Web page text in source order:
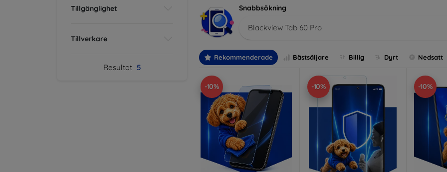
Tillgänglighet
Tillverkare
Resultat 5
Snabbsökning
Blackview Tab 60 Pro
Rekommenderade Bästsäljare Billig Dyrt Nedsatt
-10% -10% -10%